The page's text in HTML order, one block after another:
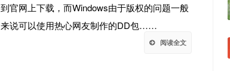
到官网上下载，而Windows由于版权的问题一般
来说可以使用热心网友制作的DD包……
阅读全文